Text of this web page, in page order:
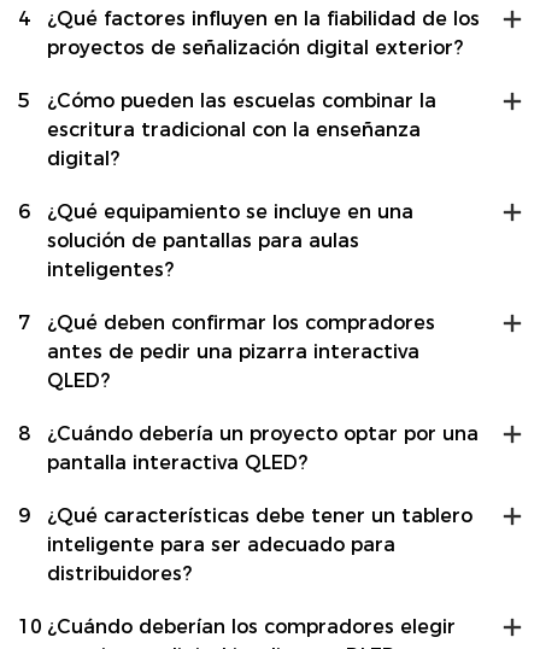
4
¿Qué factores influyen en la fiabilidad de los
proyectos de señalización digital exterior?
5
¿Cómo pueden las escuelas combinar la
escritura tradicional con la enseñanza
digital?
6
¿Qué equipamiento se incluye en una
solución de pantallas para aulas
inteligentes?
7
¿Qué deben confirmar los compradores
antes de pedir una pizarra interactiva
QLED?
8
¿Cuándo debería un proyecto optar por una
pantalla interactiva QLED?
9
¿Qué características debe tener un tablero
inteligente para ser adecuado para
distribuidores?
10 ¿Cuándo deberían los compradores elegir